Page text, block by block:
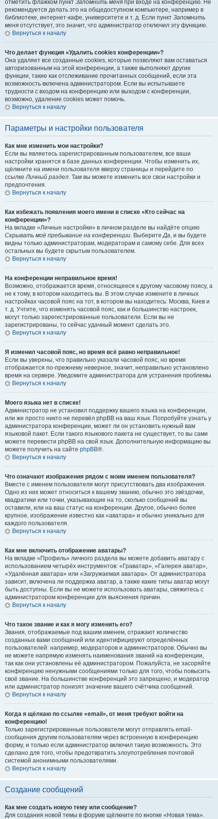
отметить флажком пункт Запомнить меня при входе на конференцию. Не
рекомендуется делать это на общедоступном компьютере, например в
библиотеке, интернет-кафе, университете и т. д. Если пункт Запомнить
меня отсутствует, это значит, что администратор отключил эту функцию.
Вернуться к началу
Что делает функция «Удалить cookies конференции»?
Она удаляет все созданные cookies, которые позволяют вам оставаться
авторизованным на этой конференции, а также выполняют другие
функции, такие как отслеживание прочитанных сообщений, если эта
возможность включена администратором. Если вы испытываете
трудности с входом на конференцию или выходом с конференции,
возможно, удаление cookies может помочь.
Вернуться к началу
Параметры и настройки пользователя
Как мне изменить мои настройки?
Если вы являетесь зарегистрированным пользователем, все ваши
настройки хранятся в базе данных конференции. Чтобы изменить их,
щёлкните на имени пользователя вверху страницы и перейдите по
ссылкеЛичный раздел. Там вы можете изменить все свои настройки и
предпочтения.
Вернуться к началу
Как избежать появления моего имени в списке «Кто сейчас на
конференции»?
На вкладке «Личные настройки» в личном разделе вы найдёте опцию
Скрывать моё пребывание на конференции. ВыберитеДа, и вы будете
видны только администраторам, модераторам и самому себе. Для всех
остальных вы будете скрытым пользователем.
Вернуться к началу
На конференции неправильное время!
Возможно, отображается время, относящееся к другому часовому поясу, а
не к тому, в котором находитесь вы. В этом случае измените в личных
настройках часовой пояс на тот, в котором вы находитесь: Москва, Киев и
т. д. Учтите, что изменять часовой пояс, как и большинство настроек,
могут только зарегистрированные пользователи. Если вы не
зарегистрированы, то сейчас удачный момент сделать это.
Вернуться к началу
Я изменил часовой пояс, но время всё равно неправильное!
Если вы уверены, что правильно указали часовой пояс, но время
отображается по-прежнему неверное, значит, неправильно установлено
время на сервере. Уведомите администратора для устранения проблемы.
Вернуться к началу
Моего языка нет в списке!
Администратор не установил поддержку вашего языка на конференции,
или же просто никто не перевёл phpBB на ваш язык. Попробуйте узнать у
администратора конференции, может ли он установить нужный вам
языковой пакет. Если такого языкового пакета не существует, то вы сами
можете перевести phpBB на свой язык. Дополнительную информацию вы
можете получить на сайте phpBB®.
Вернуться к началу
Что означают изображения рядом с моим именем пользователя?
Вместе с именем пользователя могут присутствовать два изображения.
Одно из них может относиться к вашему званию, обычно это звёздочки,
квадратики или точки, указывающие на то, сколько сообщений вы
оставили, или на ваш статус на конференции. Другое, обычно более
крупное, изображение известно как «аватара» и обычно уникально для
каждого пользователя.
Вернуться к началу
Как мне включить отображение аватары?
На вкладке «Профиль» личного раздела вы можете добавить аватару с
использованием четырёх инструментов: «Граватар», «Галерея аватар»,
«Удалённая аватара» или «Загружаемая аватара». От администратора
зависит, включена ли поддержка аватар, а также какие типы аватар могут
быть доступны. Если вы не можете использовать аватары, свяжитесь с
администратором конференции для выяснения причин.
Вернуться к началу
Что такое звание и как я могу изменить его?
Звания, отображаемые под вашим именем, отражают количество
созданных вами сообщений или идентифицируют определённых
пользователей: например, модераторов и администраторов. Обычно вы
не можете напрямую изменять наименования званий на конференции,
так как они установлены её администратором. Пожалуйста, не засоряйте
конференцию ненужными сообщениями только для того, чтобы повысить
своё звание. На большинстве конференций это запрещено, и модератор
или администратор понизят значение вашего счётчика сообщений.
Вернуться к началу
Когда я щёлкаю по ссылке «email», от меня требуют войти на
конференцию!
Только зарегистрированные пользователи могут отправлять email-
сообщения другим пользователям через встроенную в конференцию
форму, и только если администратор включил такую возможность. Это
сделано для того, чтобы предотвратить злоупотребления почтовой
системой анонимными пользователями.
Вернуться к началу
Создание сообщений
Как мне создать новую тему или сообщение?
Для создания новой темы в форуме щёлкните по кнопке «Новая тема».